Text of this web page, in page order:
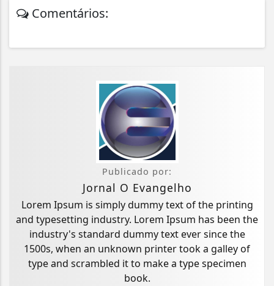
Comentários:
Publicado por:
Jornal O Evangelho
Lorem Ipsum is simply dummy text of the printing
and typesetting industry. Lorem Ipsum has been the
industry's standard dummy text ever since the
1500s, when an unknown printer took a galley of
type and scrambled it to make a type specimen
book.